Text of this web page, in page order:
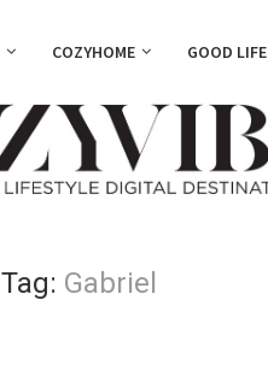
COZYHOME GOOD LIFE
Tag: Gabriel